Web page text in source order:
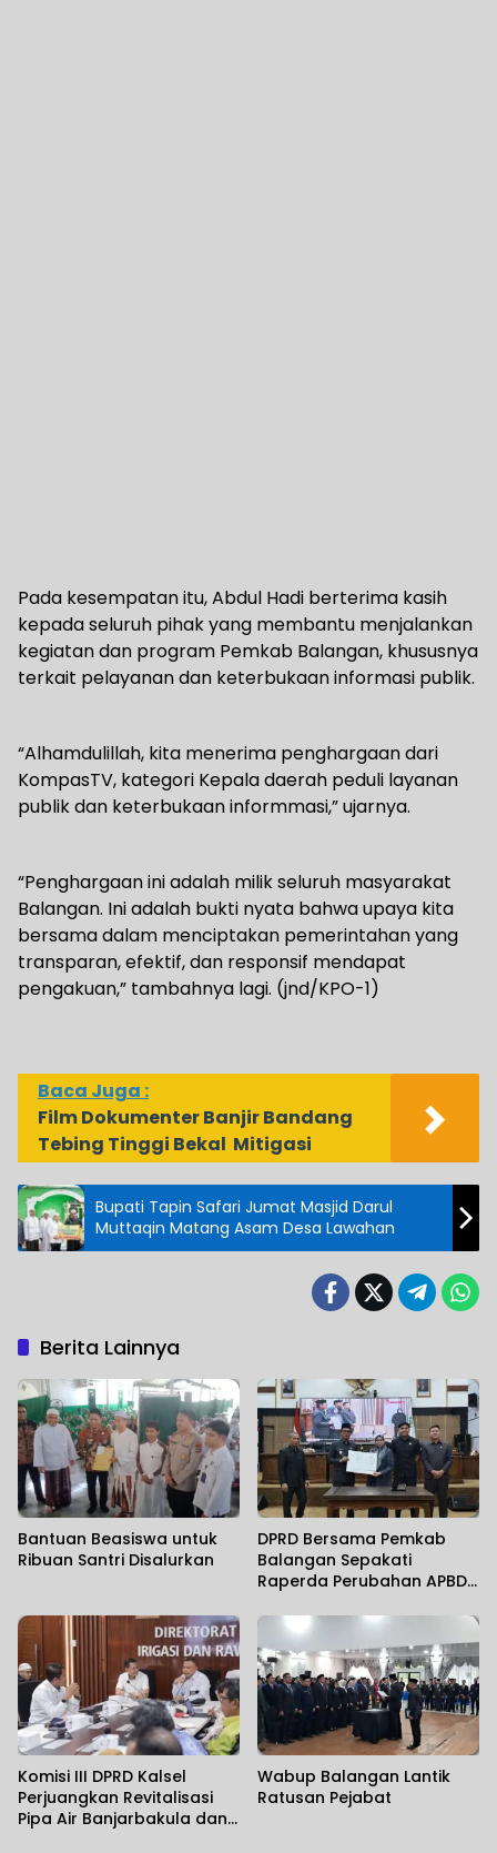
Pada kesempatan itu, Abdul Hadi berterima kasih
kepada seluruh pihak yang membantu menjalankan
kegiatan dan program Pemkab Balangan, khususnya
terkait pelayanan dan keterbukaan informasi publik.
“Alhamdulillah, kita menerima penghargaan dari
KompasTV, kategori Kepala daerah peduli layanan
publik dan keterbukaan informmasi,” ujarnya.
“Penghargaan ini adalah milik seluruh masyarakat
Balangan. Ini adalah bukti nyata bahwa upaya kita
bersama dalam menciptakan pemerintahan yang
transparan, efektif, dan responsif mendapat
pengakuan,” tambahnya lagi. (jnd/KPO-1)
Baca Juga :
Film Dokumenter Banjir Bandang
Tebing Tinggi Bekal Mitigasi
Bupati Tapin Safari Jumat Masjid Darul
Muttaqin Matang Asam Desa Lawahan
Berita Lainnya
Bantuan Beasiswa untuk
Ribuan Santri Disalurkan
DPRD Bersama Pemkab
Balangan Sepakati
Raperda Perubahan APBD
Komisi III DPRD Kalsel
Perjuangkan Revitalisasi
Pipa Air Banjarbakula dan
Wabup Balangan Lantik
Ratusan Pejabat